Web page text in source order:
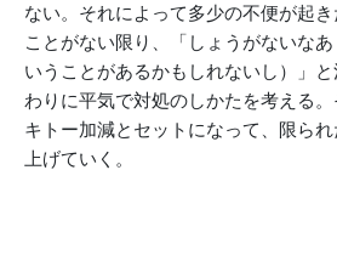
ない。それによって多少の不便が起
ことがない限り、「しょうがないな
いうことがあるかもしれないし）」と
わりに平気で対処のしかたを考える
キトー加減とセットになって、限ら
上げていく。